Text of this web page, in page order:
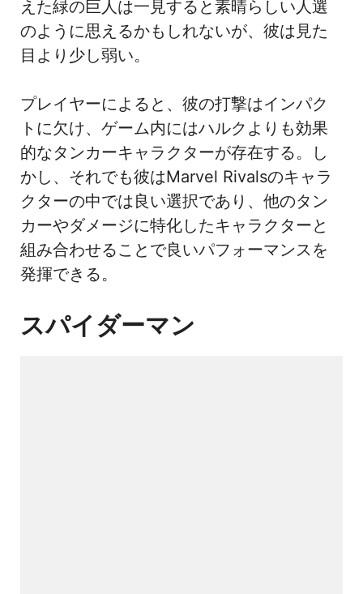
えた緑の巨人は一見すると素晴らしい人選
のように思えるかもしれないが、彼は見た
目より少し弱い。
プレイヤーによると、彼の打撃はインパク
トに欠け、ゲーム内にはハルクよりも効果
的なタンカーキャラクターが存在する。し
かし、それでも彼はMarvel Rivalsのキャラ
クターの中では良い選択であり、他のタン
カーやダメージに特化したキャラクターと
組み合わせることで良いパフォーマンスを
発揮できる。
スパイダーマン